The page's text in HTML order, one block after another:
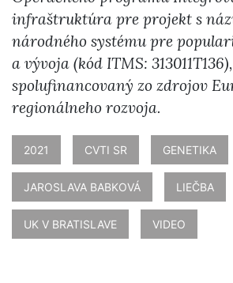
infraštruktúra pre projekt s
národného systému pre
a vývoja (kód ITMS:
spolufinancovaný zo zdrojov
regionálneho rozvoja.
2021 CVTI SR GENETIKA
JAROSLAVA BABKOVÁ LIEČBA
UK V BRATISLAVE VIDEO